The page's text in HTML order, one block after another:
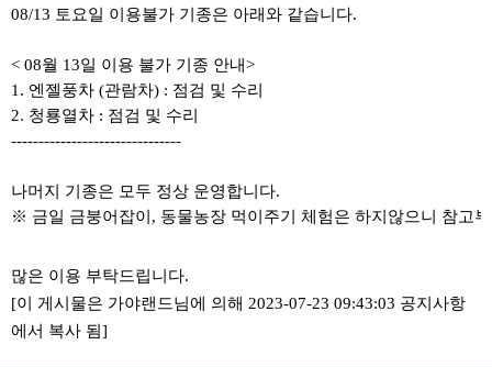
08/13 토요일 이용불가 기종은 아래와 같습니다.
< 08월 13일 이용 불가 기종 안내>
1. 엔젤풍차 (관람차) : 점검 및 수리
2. 청룡열차 : 점검 및 수리
-------------------------------
나머지 기종은 모두 정상 운영합니다.
※ 금일 금붕어잡이, 동물농장 먹이주기 체험은 하지않으니 참고
많은 이용 부탁드립니다.
[이 게시물은 가야랜드님에 의해 2023-07-23 09:43:03 공지사항
에서 복사 됨]